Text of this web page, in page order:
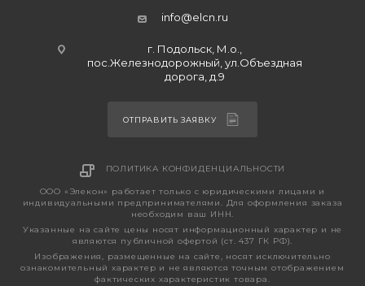
info@elcn.ru
г. Подольск, М.о.,
пос.Железнодорожный, ул.Объездная
дорога, д.9
ОТПРАВИТЬ ЗАЯВКУ
ПОЛИТИКА КОНФИДЕНЦИАЛЬНОСТИ
ООО «Элекон» работает только с юридическими лицами и
индивидуальными предпринимателями. Для оформления заказа
необходим ваш ИНН.
Указанные на сайте цены носят информационный характер и не
являются публичной офертой (ст. 437 ГК РФ).
Изображения, размещенные на сайте, носят исключительно
ознакомительный характер и не являются точным отображением
фактических характеристик товара.